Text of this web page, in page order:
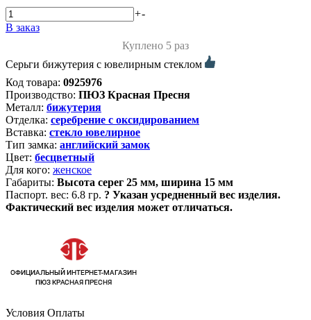
+-
В заказ
Куплено 5 раз
Серьги бижутерия с ювелирным стеклом
Код товара: 0925976
Производство: ПЮЗ Красная Пресня
Металл: бижутерия
Отделка: серебрение с оксидированием
Вставка: стекло ювелирное
Тип замка: английский замок
Цвет: бесцветный
Для кого: женское
Габариты: Высота серег 25 мм, ширина 15 мм
Паспорт. вес: 6.8 гр. ? Указан усредненный вес изделия.
Фактический вес изделия может отличаться.
Условия Оплаты